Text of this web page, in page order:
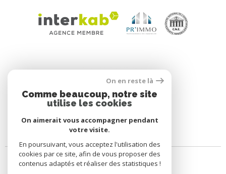
On en reste là
Comme beaucoup, notre site
utilise les cookies
On aimerait vous accompagner pendant
votre visite.
En poursuivant, vous acceptez l'utilisation des
cookies par ce site, afin de vous proposer des
contenus adaptés et réaliser des statistiques !